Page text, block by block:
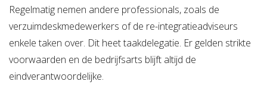
Regelmatig nemen andere professionals, zoals de
verzuimdeskmedewerkers of de re-integratieadviseurs
enkele taken over. Dit heet taakdelegatie. Er gelden strikte
voorwaarden en de bedrijfsarts blijft altijd de
eindverantwoordelijke.